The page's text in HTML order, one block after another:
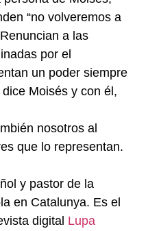
“no volveremos a
a las
por el
un poder siempre
Moisés y con él,
nosotros al
que lo representan.
y pastor de la
en Catalunya. Es el
digital Lupa